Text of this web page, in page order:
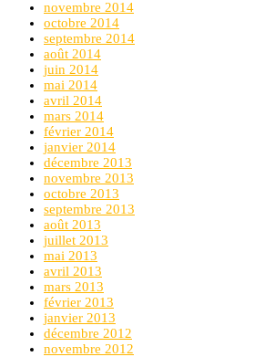
novembre 2014
octobre 2014
septembre 2014
août 2014
juin 2014
mai 2014
avril 2014
mars 2014
février 2014
janvier 2014
décembre 2013
novembre 2013
octobre 2013
septembre 2013
août 2013
juillet 2013
mai 2013
avril 2013
mars 2013
février 2013
janvier 2013
décembre 2012
novembre 2012